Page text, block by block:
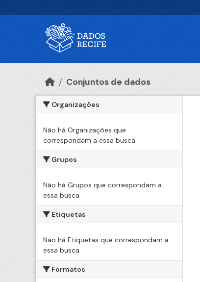
Conjuntos de dados
Organizações
Não há Organizações que
correspondam a essa busca
Grupos
Não há Grupos que correspondam a
essa busca
Etiquetas
Não há Etiquetas que correspondam a
essa busca
Formatos